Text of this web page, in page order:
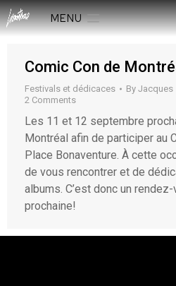
MENU
Comic Con de
Festivals et dédicaces By Jacques
2 Comments
Les 11 et 12 septembre
Montréal afin de participer au
Place Bonaventure. À cette
de vous rencontrer et de
albums. C’est donc un
prochaine!